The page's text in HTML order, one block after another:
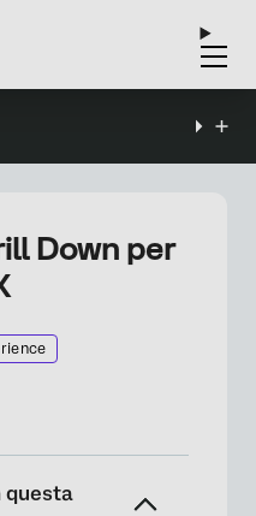
Down per
questa